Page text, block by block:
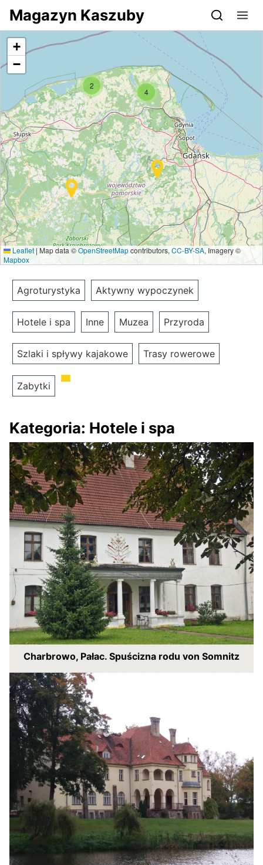
Przejdź do serwisu magazynkaszuby.pl
Magazyn Kaszuby
2
4
+
−
Leaflet | Map data ©OpenStreetMapcontributors, CC-BY-SA, Imagery ©
Mapbox
Agroturystyka Aktywny wypoczynek
Hotele i spa Inne Muzea Przyroda
Szlaki i spływy kajakowe Trasy rowerowe
Zabytki
Kategoria: Hotele i spa
Charbrowo, Pałac. Spuścizna rodu von Somnitz